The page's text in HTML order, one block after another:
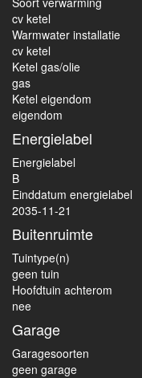
cv ketel
Warmwater installatie
cv ketel
Ketel gas/olie
gas
Ketel eigendom
eigendom
Energielabel
Energielabel
B
Einddatum energielabel
2035-11-21
Buitenruimte
Tuintype(n)
geen tuin
Hoofdtuin achterom
nee
Garage
Garagesoorten
geen garage